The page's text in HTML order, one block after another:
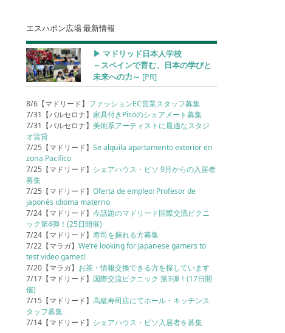
エスハポン広場 最新情報
▶︎ マドリッド日本人学校
～スペインで育む、日本の学びと
未来への力～ [PR]
8/6【マドリード】 ファッションEC営業スタッフ募集
7/31【バルセロナ】家具付きPisoのシェアメート募集
7/31【バルセロナ】美術系アーティストに最適なスタジ
オ賃貸
7/25【マドリード】Se alquila apartamento exterior en
zona Pacifico
7/25【マドリード】 シェアハウス・ピソ 9月からの入居者
募集
7/25【マドリード】Oferta de empleo: Profesor de
japonés idioma materno
7/24【マドリード】今話題のマドリード国際交流ピクニ
ック第4弾！(25日開催)
7/24【マドリード】寿司を握れる方募集
7/22【マラガ】We’re looking for Japanese gamers to
test video games!
7/20【マラガ】 お茶・情報交換できる方を探しています
7/17【マドリード】 国際交流ピクニック 第3弾！(17日開
催)
7/15【マドリード】高級寿司店にてホール・キッチンス
タッフ募集
7/14【マドリード】 シェアハウス・ピソ入居者を募集